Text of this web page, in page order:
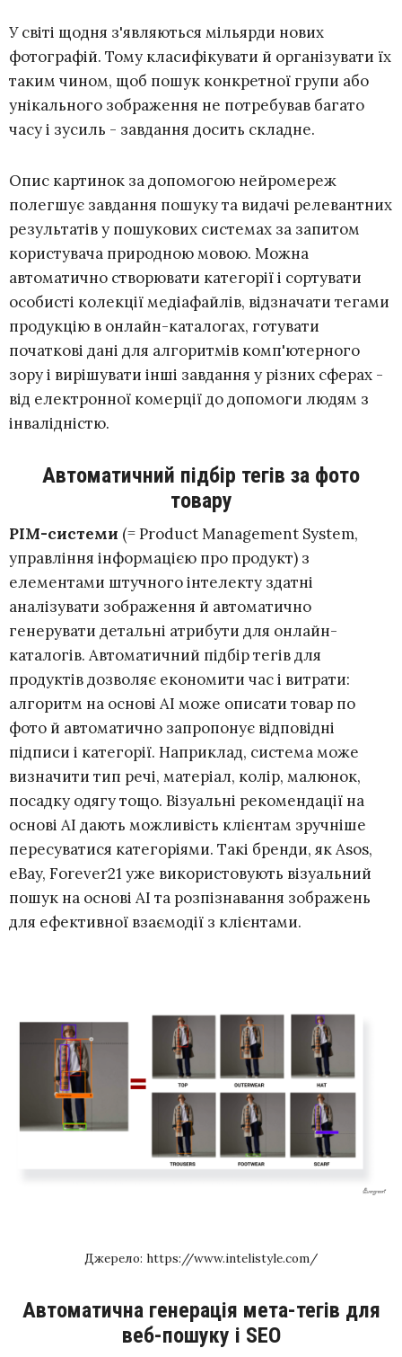
У світі щодня з'являються мільярди нових
фотографій. Тому класифікувати й організувати їх
таким чином, щоб пошук конкретної групи або
унікального зображення не потребував багато
часу і зусиль - завдання досить складне.
Опис картинок за допомогою нейромереж
полегшує завдання пошуку та видачі релевантних
результатів у пошукових системах за запитом
користувача природною мовою. Можна
автоматично створювати категорії і сортувати
особисті колекції медіафайлів, відзначати тегами
продукцію в онлайн-каталогах, готувати
початкові дані для алгоритмів комп'ютерного
зору і вирішувати інші завдання у різних сферах -
від електронної комерції до допомоги людям з
інвалідністю.
Автоматичний підбір тегів за фото
товару
PIM-системи (= Product Management System,
управління інформацією про продукт) з
елементами штучного інтелекту здатні
аналізувати зображення й автоматично
генерувати детальні атрибути для онлайн-
каталогів. Автоматичний підбір тегів для
продуктів дозволяє економити час і витрати:
алгоритм на основі АІ може описати товар по
фото й автоматично запропонує відповідні
підписи і категорії. Наприклад, система може
визначити тип речі, матеріал, колір, малюнок,
посадку одягу тощо. Візуальні рекомендації на
основі АІ дають можливість клієнтам зручніше
пересуватися категоріями. Такі бренди, як Asos,
eBay, Forever21 уже використовують візуальний
пошук на основі АІ та розпізнавання зображень
для ефективної взаємодії з клієнтами.
Джерело: https://www.intelistyle.com/
Автоматична генерація мета-тегів для
веб-пошуку і SEO